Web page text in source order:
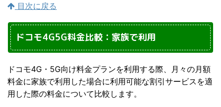
目次に戻る
ドコモ4G5G料金比較：家族で利用
ドコモ4G・5G向け料金プランを利用する際、月々の月額
料金に家族で利用した場合に利用可能な割引サービスを適
用した際の料金について比較します。